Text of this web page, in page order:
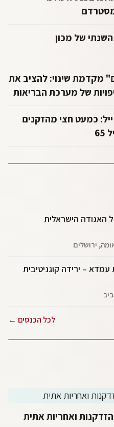
של מכון
מקדמת שינוי: להציב את
של מערכת הבריאות
כמעט חצי מהזקנים
הדו שנתי ה-26 של האגודה הישראלית
ירושלים
– ירידה קוגניטיבית
לכל הכנסים ←
ואחריות אתית